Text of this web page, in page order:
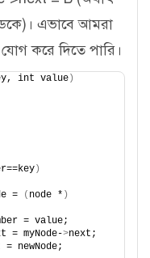
এভাবে আমরা
করে দিতে পারি।
int value )
)
=
( node * )
= value;
= myNode->next;
= newNode;